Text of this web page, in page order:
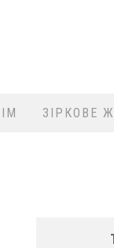
ЗІРКОВЕ